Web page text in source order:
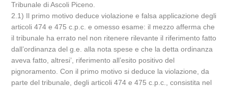
Tribunale di Ascoli Piceno.
2.1) Il primo motivo deduce violazione e falsa applicazione degli
articoli 474 e 475 c.p.c. e omesso esame: il mezzo afferma che
il tribunale ha errato nel non ritenere rilevante il riferimento fatto
dall’ordinanza del g.e. alla nota spese e che la detta ordinanza
aveva fatto, altresi’, riferimento all’esito positivo del
pignoramento. Con il primo motivo si deduce la violazione, da
parte del tribunale, degli articoli 474 e 475 c.p.c., consistita nel